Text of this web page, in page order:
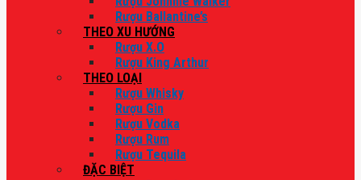
Rượu Ballantine’s
THEO XU HƯỚNG
Rượu X.O
Rượu King Arthur
THEO LOẠI
Rượu Whisky
Rượu Gin
Rượu Vodka
Rượu Rum
Rượu Tequila
ĐẶC BIỆT